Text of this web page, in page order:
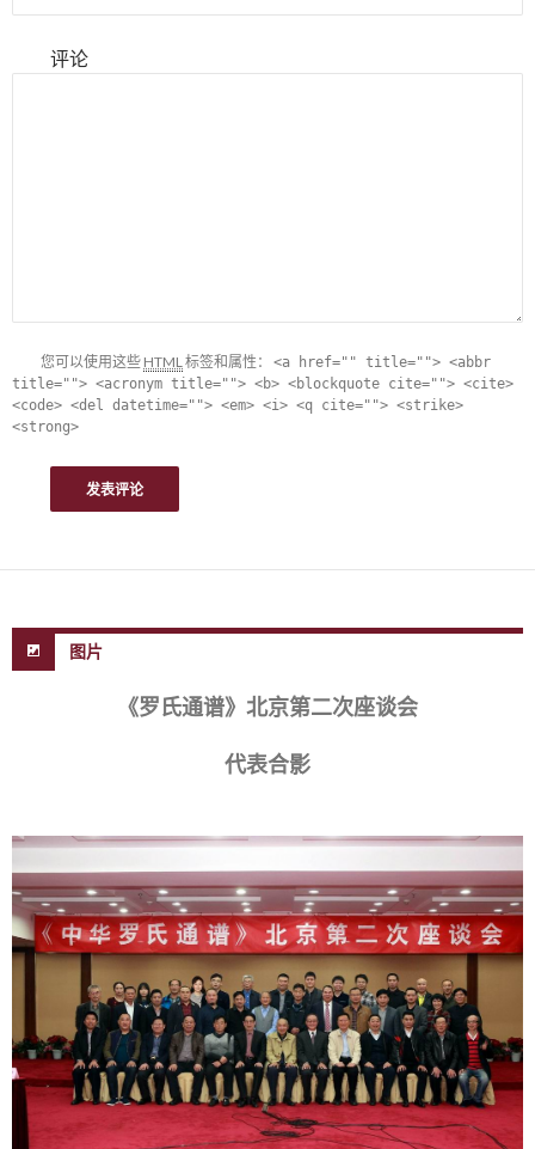
评论
您可以使用这些 HTML标签和属性： <a href="" title=""> <abbr
title=""> <acronym title=""> <b> <blockquote cite=""> <cite>
<code> <del datetime=""> <em> <i> <q cite=""> <strike>
<strong>
图片
《罗氏通谱》北京第二次座谈会
代表合影